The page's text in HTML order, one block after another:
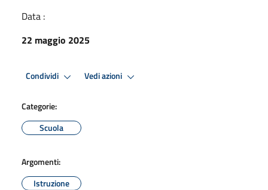
Data :
22 maggio 2025
Condividi Vedi azioni
Categorie:
Scuola
Argomenti:
Istruzione